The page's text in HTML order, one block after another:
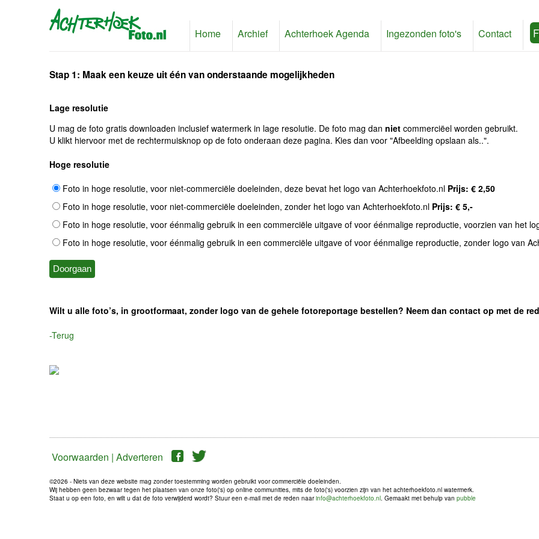
Home Archief Achterhoek Agenda Ingezonden foto's Contact
Stap 1: Maak een keuze uit één van onderstaande mogelijkheden
Lage resolutie
U mag de foto gratis downloaden inclusief watermerk in lage resolutie. De foto mag dan niet commerciëel worden gebruikt.
U klikt hiervoor met de rechtermuisknop op de foto onderaan deze pagina. Kies dan voor "Afbeelding opslaan als..".
Hoge resolutie
Foto in hoge resolutie, voor niet-commerciële doeleinden, deze bevat het logo van Achterhoekfoto.nl Prijs: € 2,50
Foto in hoge resolutie, voor niet-commerciële doeleinden, zonder het logo van Achterhoekfoto.nl Prijs: € 5,-
Foto in hoge resolutie, voor éénmalig gebruik in een commerciële uitgave of voor éénmalige reproductie, voorzien van het
Foto in hoge resolutie, voor éénmalig gebruik in een commerciële uitgave of voor éénmalige reproductie, zonder logo van
Wilt u alle foto’s, in grootformaat, zonder logo van de gehele fotoreportage bestellen? Neem dan contact op met de
-Terug
Voorwaarden | Adverteren
©2026 - Niets van deze website mag zonder toestemming worden gebruikt voor commerciële doeleinden.
Wij hebben geen bezwaar tegen het plaatsen van onze foto('s) op online communities, mits de foto('s) voorzien zijn van het achterhoekfoto.nl watermerk.
Staat u op een foto, en wilt u dat de foto verwijderd wordt? Stuur een e-mail met de reden naarinfo@achterhoekfoto.nl. Gemaakt met behulp van pubble